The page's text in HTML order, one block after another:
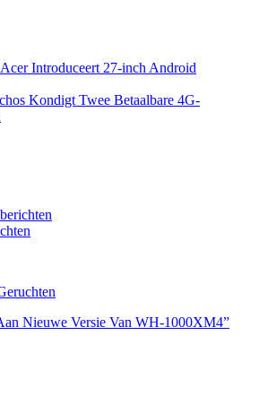
Acer Introduceert 27-inch Android
Kondigt Twee Betaalbare 4G-
Nieuwe Versie Van WH-1000XM4”